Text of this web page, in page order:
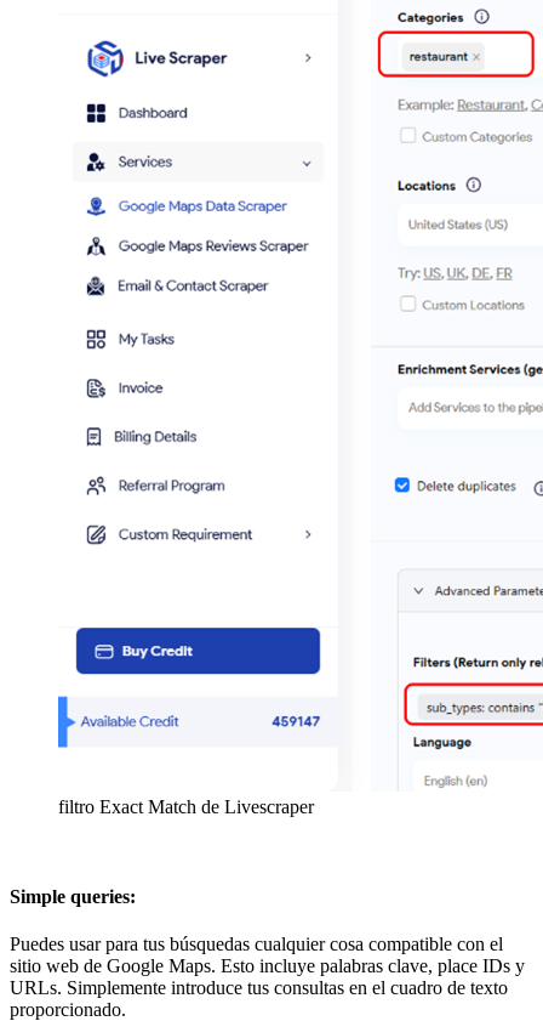
filtro Exact Match de Livescraper
Simple queries:
Puedes usar para tus búsquedas cualquier cosa compatible con el
sitio web de Google Maps. Esto incluye palabras clave, place IDs y
URLs. Simplemente introduce tus consultas en el cuadro de texto
proporcionado.